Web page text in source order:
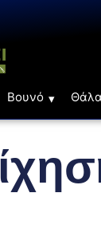
Βουνό